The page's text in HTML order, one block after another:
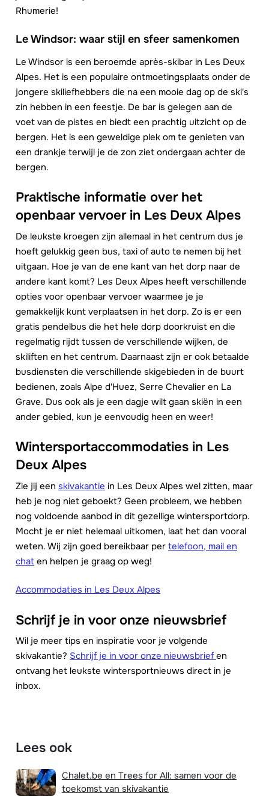
Rhumerie!
Le Windsor: waar stijl en sfeer samenkomen
Le Windsor is een beroemde après-skibar in Les Deux
Alpes. Het is een populaire ontmoetingsplaats onder de
jongere skiliefhebbers die na een mooie dag op de ski's
zin hebben in een feestje. De bar is gelegen aan de
voet van de pistes en biedt een prachtig uitzicht op de
bergen. Het is een geweldige plek om te genieten van
een drankje terwijl je de zon ziet ondergaan achter de
bergen.
Praktische informatie over het
openbaar vervoer in Les Deux Alpes
De leukste kroegen zijn allemaal in het centrum dus je
hoeft gelukkig geen bus, taxi of auto te nemen bij het
uitgaan. Hoe je van de ene kant van het dorp naar de
andere kant komt? Les Deux Alpes heeft verschillende
opties voor openbaar vervoer waarmee je je
gemakkelijk kunt verplaatsen in het dorp. Zo is er een
gratis pendelbus die het hele dorp doorkruist en die
regelmatig rijdt tussen de verschillende wijken, de
skiliften en het centrum. Daarnaast zijn er ook betaalde
busdiensten die verschillende skigebieden in de buurt
bedienen, zoals Alpe d'Huez, Serre Chevalier en La
Grave. Dus ook als je een dagje wilt gaan skiën in een
ander gebied, kun je eenvoudig heen en weer!
Wintersportaccommodaties in Les
Deux Alpes
Zie jij een skivakantie in Les Deux Alpes wel zitten, maar
heb je nog niet geboekt? Geen probleem, we hebben
nog voldoende aanbod in dit gezellige wintersportdorp.
Mocht je er niet helemaal uitkomen, laat het dan vooral
weten. Wij zijn goed bereikbaar per telefoon, mail en
chat en helpen je graag op weg!
Accommodaties in Les Deux Alpes
Schrijf je in voor onze nieuwsbrief
Wil je meer tips en inspiratie voor je volgende
skivakantie? Schrijf je in voor onze nieuwsbriefen
ontvang het leukste wintersportnieuws direct in je
inbox.
Lees ook
Chalet.be en Trees for All: samen voor de
toekomst van skivakantie